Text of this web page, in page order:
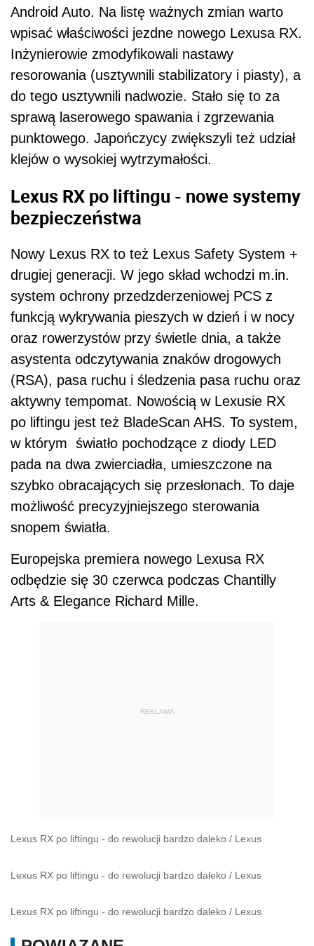
Android Auto. Na listę ważnych zmian warto
wpisać właściwości jezdne nowego Lexusa RX.
Inżynierowie zmodyfikowali nastawy
resorowania (usztywnili stabilizatory i piasty), a
do tego usztywnili nadwozie. Stało się to za
sprawą laserowego spawania i zgrzewania
punktowego. Japończycy zwiększyli też udział
klejów o wysokiej wytrzymałości.
Lexus RX po liftingu - nowe systemy
bezpieczeństwa
Nowy Lexus RX to też Lexus Safety System +
drugiej generacji. W jego skład wchodzi m.in.
system ochrony przedzderzeniowej PCS z
funkcją wykrywania pieszych w dzień i w nocy
oraz rowerzystów przy świetle dnia, a także
asystenta odczytywania znaków drogowych
(RSA), pasa ruchu i śledzenia pasa ruchu oraz
aktywny tempomat. Nowością w Lexusie RX
po liftingu jest też BladeScan AHS. To system,
w którym światło pochodzące z diody LED
pada na dwa zwierciadła, umieszczone na
szybko obracających się przesłonach. To daje
możliwość precyzyjniejszego sterowania
snopem światła.
Europejska premiera nowego Lexusa RX
odbędzie się 30 czerwca podczas Chantilly
Arts & Elegance Richard Mille.
REKLAMA
Lexus RX po liftingu - do rewolucji bardzo daleko / Lexus
Lexus RX po liftingu - do rewolucji bardzo daleko / Lexus
Lexus RX po liftingu - do rewolucji bardzo daleko / Lexus